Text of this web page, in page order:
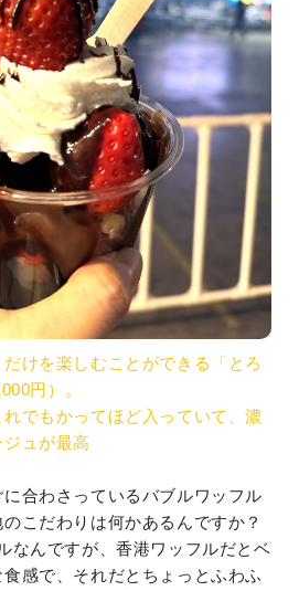
けを楽しむことができる「とろ
円）。
でもかってほど入っていて、濃
ュが最高
に合わさっているバブルワッフル
こだわりは何かあるんですか？
なんですが、香港ワッフルだとベ
感で、それだとちょっとふわふ